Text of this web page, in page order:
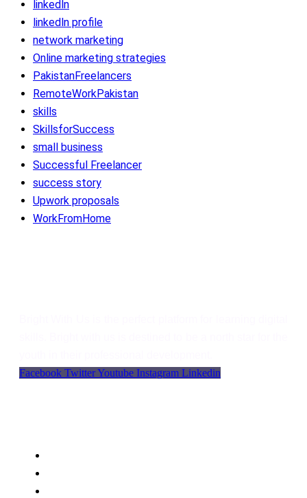
linkedln
linkedln profile
network marketing
Online marketing strategies
PakistanFreelancers
RemoteWorkPakistan
skills
SkillsforSuccess
small business
Successful Freelancer
success story
Upwork proposals
WorkFromHome
Facebook TwitterYoutube Instagram Linkedin